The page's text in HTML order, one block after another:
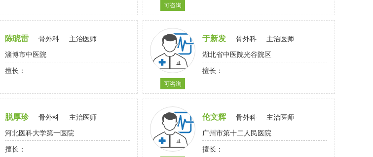
可咨询
陈晓雷 骨外科
主治医师
淄博市中医院
擅长：
可咨询
于新发 骨外科
主治医师
湖北省中医院光谷院区
擅长：
脱厚珍 骨外科
主治医师
河北医科大学第一医院
擅长：
伦文辉 骨外科
主治医师
广州市第十二人民医院
擅长：